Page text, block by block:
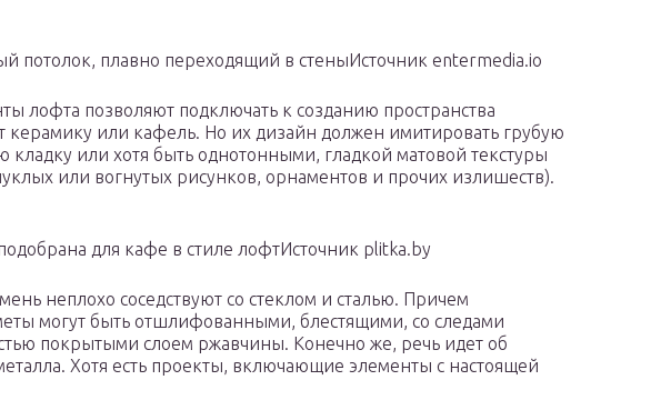
потолок, плавно переходящий в стеныИсточник entermedia.io
лофта позволяют подключать к созданию пространства
керамику или кафель. Но их дизайн должен имитировать грубую
или хотя быть однотонными, гладкой матовой текстуры
или вогнутых рисунков, орнаментов и прочих излишеств).
для кафе в стиле лофтИсточник plitka.by
неплохо соседствуют со стеклом и сталью. Причем
могут быть отшлифованными, блестящими, со следами
покрытыми слоем ржавчины. Конечно же, речь идет об
Хотя есть проекты, включающие элементы с настоящей